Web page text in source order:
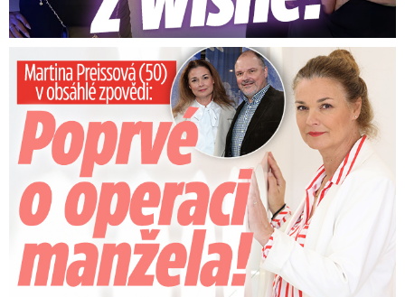
Preissová (50) v obsáhlé zpovědi: Poprvé o operaci manžela